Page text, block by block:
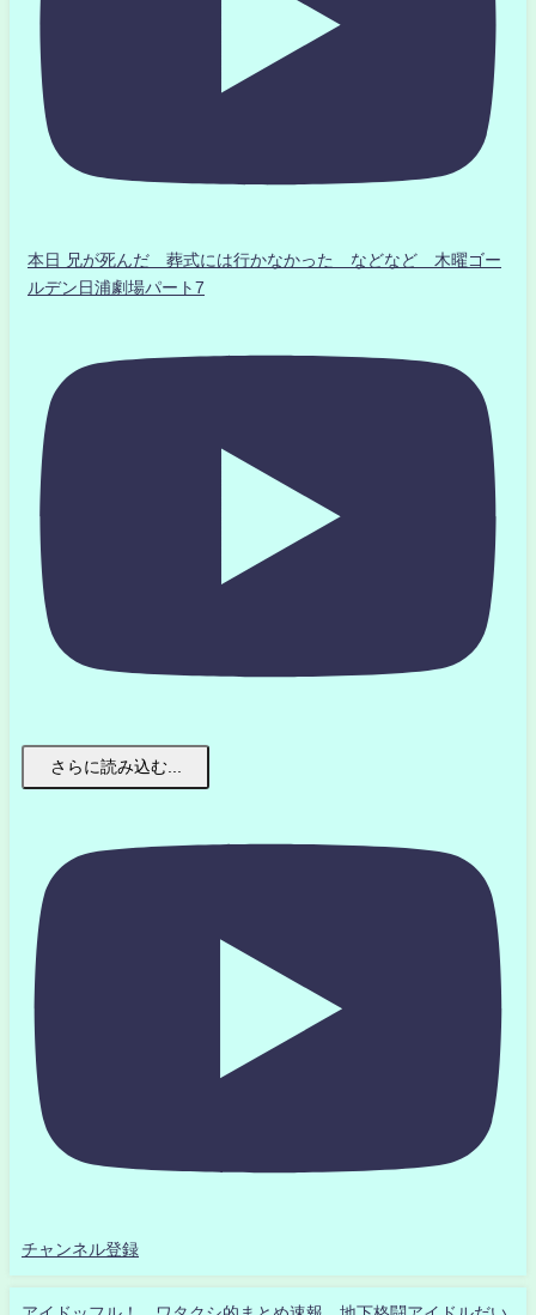
本日 兄が死んだ 葬式には行かなかった などなど 木曜ゴー
ルデン日浦劇場パート7
さらに読み込む...
チャンネル登録